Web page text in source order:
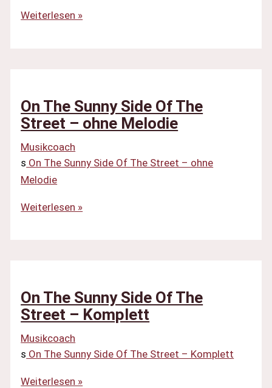
On
The
Street
–
ohne
Flöte
Weiterlesen »
On The Sunny Side Of The
Street – ohne Melodie
Musikcoach
s On The Sunny Side Of The Street – ohne
Melodie
On
The
Street
–
ohne
Melodie
Weiterlesen »
On The Sunny Side Of The
Street – Komplett
Musikcoach
s On The Sunny Side Of The Street – Komplett
On
Weiterlesen »